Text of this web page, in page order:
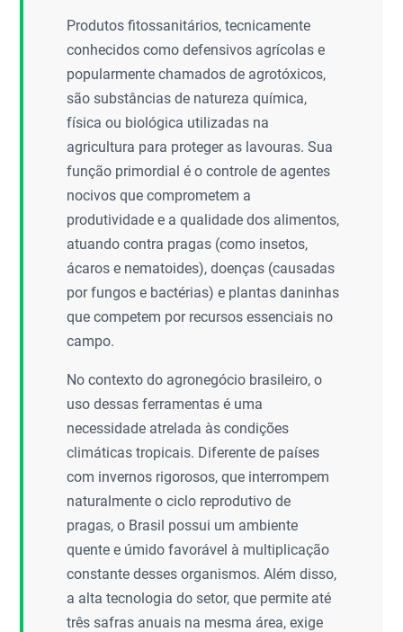
Produtos fitossanitários, tecnicamente
conhecidos como defensivos agrícolas e
popularmente chamados de agrotóxicos,
são substâncias de natureza química,
física ou biológica utilizadas na
agricultura para proteger as lavouras. Sua
função primordial é o controle de agentes
nocivos que comprometem a
produtividade e a qualidade dos alimentos,
atuando contra pragas (como insetos,
ácaros e nematoides), doenças (causadas
por fungos e bactérias) e plantas daninhas
que competem por recursos essenciais no
campo.
No contexto do agronegócio brasileiro, o
uso dessas ferramentas é uma
necessidade atrelada às condições
climáticas tropicais. Diferente de países
com invernos rigorosos, que interrompem
naturalmente o ciclo reprodutivo de
pragas, o Brasil possui um ambiente
quente e úmido favorável à multiplicação
constante desses organismos. Além disso,
a alta tecnologia do setor, que permite até
três safras anuais na mesma área, exige